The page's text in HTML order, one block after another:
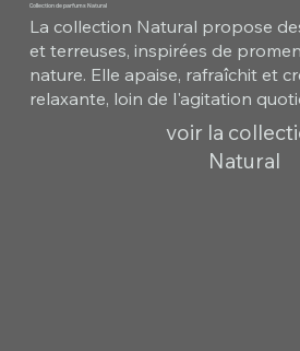
Collection de parfums Natural
La collection Natural propose
et terreuses, inspirées de
nature. Elle apaise, rafraîchit et
relaxante, loin de l'agitation
voir la
Natural